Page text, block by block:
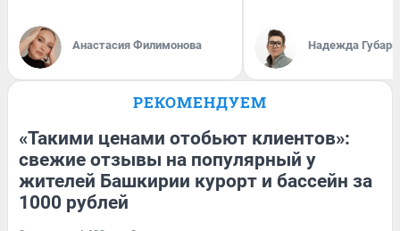
Анастасия Филимонова Надежда Губарь
РЕКОМЕНДУЕМ
«Такими ценами отобьют клиентов»:
свежие отзывы на популярный у
жителей Башкирии курорт и бассейн за
1000 рублей